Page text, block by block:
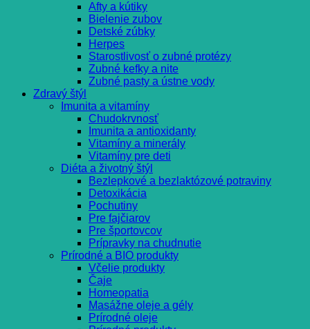
Afty a kútiky
Bielenie zubov
Detské zúbky
Herpes
Starostlivosť o zubné protézy
Zubné kefky a nite
Zubné pasty a ústne vody
Zdravý štýl
Imunita a vitamíny
Chudokrvnosť
Imunita a antioxidanty
Vitamíny a minerály
Vitamíny pre deti
Diéta a životný štýl
Bezlepkové a bezlaktózové potraviny
Detoxikácia
Pochutiny
Pre fajčiarov
Pre športovcov
Prípravky na chudnutie
Prírodné a BIO produkty
Včelie produkty
Čaje
Homeopatia
Masážne oleje a gély
Prírodné oleje